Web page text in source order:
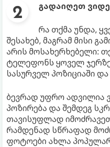
გადაიღეთ
რა თქმა უნდა,
შესახებ, მაგრამ მისი
არის მოსახერხებელი:
ტელეფონს ყოველ
სასურველ პოზიციაში
ბევრად უფრო ადვილია
პოზირება და შემდეგ
თავისუფლად
რამდენად სწრაფად
ფოტოები ახლა